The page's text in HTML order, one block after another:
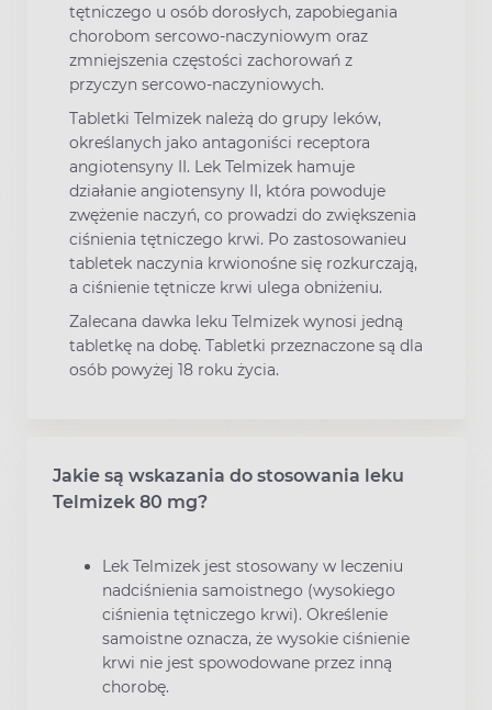
tętniczego u osób dorosłych, zapobiegania
chorobom sercowo-naczyniowym oraz
zmniejszenia częstości zachorowań z
przyczyn sercowo-naczyniowych.
Tabletki Telmizek należą do grupy leków,
określanych jako antagoniści receptora
angiotensyny II. Lek Telmizek hamuje
działanie angiotensyny II, która powoduje
zwężenie naczyń, co prowadzi do zwiększenia
ciśnienia tętniczego krwi. Po zastosowanieu
tabletek naczynia krwionośne się rozkurczają,
a ciśnienie tętnicze krwi ulega obniżeniu.
Zalecana dawka leku Telmizek wynosi jedną
tabletkę na dobę. Tabletki przeznaczone są dla
osób powyżej 18 roku życia.
Jakie są wskazania do stosowania leku
Telmizek 80 mg?
Lek Telmizek jest stosowany w leczeniu
nadciśnienia samoistnego (wysokiego
ciśnienia tętniczego krwi). Określenie
samoistne oznacza, że wysokie ciśnienie
krwi nie jest spowodowane przez inną
chorobę.